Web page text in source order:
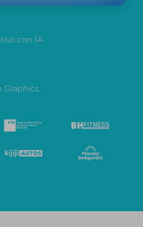
con IA
Graphics